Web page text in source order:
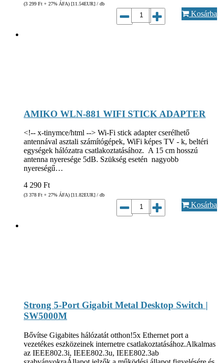
(3 299 Ft + 27% ÁFA) [11.54EUR] / db
Kosárba
AMIKO WLN-881 WIFI STICK ADAPTER
<!-- x-tinymce/html --> Wi-Fi stick adapter cserélhető
antennával asztali számítógépek, WiFi képes TV - k, beltéri
egységek hálózatra csatlakoztatásához. A 15 cm hosszú
antenna nyeresége 5dB. Szükség esetén nagyobb
nyereségű…
4 290 Ft
(3 378 Ft + 27% ÁFA) [11.82EUR] / db
Kosárba
Strong 5-Port Gigabit Metal Desktop Switch |
SW5000M
Bővítse Gigabites hálózatát otthon!5x Ethernet port a
vezetékes eszközeinek internetre csatlakoztatásához.Alkalmas
az IEEE802.3i, IEEE802.3u, IEEE802.3ab